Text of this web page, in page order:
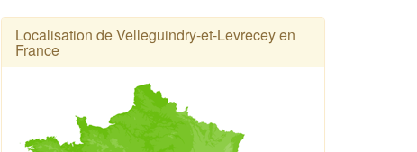
Localisation de Velleguindry-et-Levrecey en
France